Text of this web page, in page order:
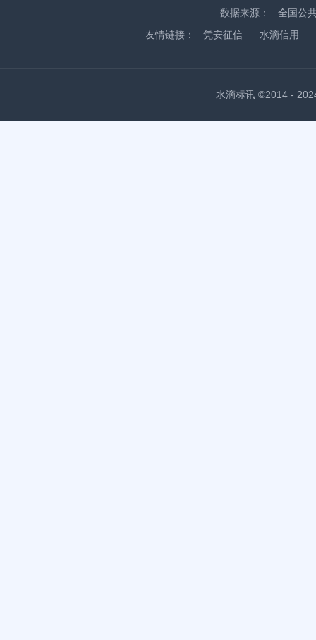
数据来源：
全国公
友情链接：
凭安征信 水滴信用
水滴标讯 ©2014 -